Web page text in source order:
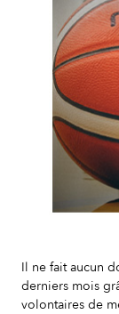
Il ne fait aucun
derniers mois
volontaires de